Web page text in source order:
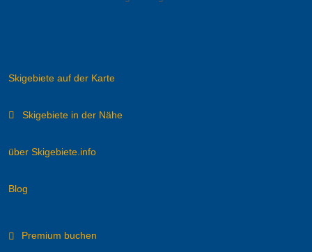
Skigebiete auf der Karte
Skigebiete in der Nähe
über Skigebiete.info
Blog
Premium buchen